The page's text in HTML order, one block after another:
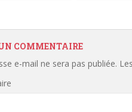
COMMENTAIRE
e-mail ne sera pas publiée.